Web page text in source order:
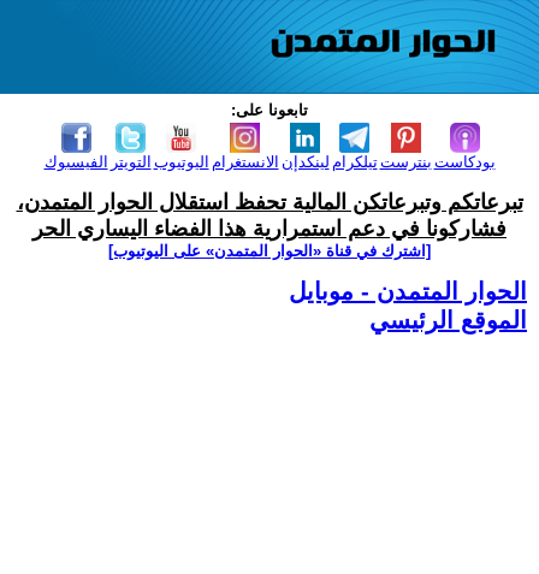
تابعونا على:
الفيسبوك التويتر اليوتيوب الانستغرام لينكدإن تيلكرامبنترست بودكاست
تبرعاتكم وتبرعاتكن المالية تحفظ استقلال الحوار المتمدن،
فشاركونا في دعم استمرارية هذا الفضاء اليساري الحر
[اشترك في قناة ‫«الحوار المتمدن» على اليوتيوب]
الحوار المتمدن - موبايل
الموقع الرئيسي